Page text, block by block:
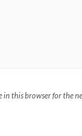
in this browser for the